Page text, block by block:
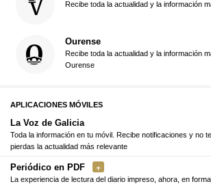
Recibe toda la actualidad y la información
Ourense
Recibe toda la actualidad y la información
Ourense
APLICACIONES MÓVILES
La Voz de Galicia
Toda la información en tu móvil. Recibe notificaciones y no te
pierdas la actualidad más relevante
Periódico en PDF
La experiencia de lectura del diario impreso, ahora, en